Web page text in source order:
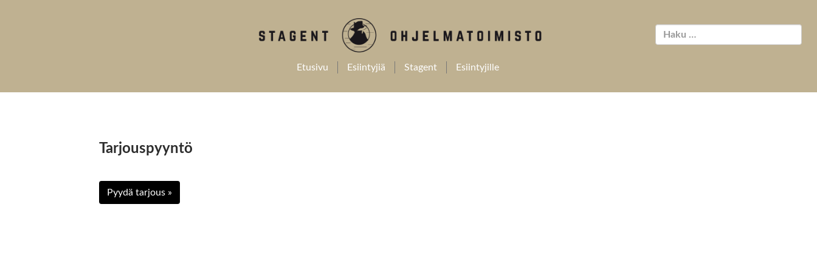
Etusivu Esiintyjiä Stagent Esiintyjille
Tarjouspyyntö
Pyydä tarjous »